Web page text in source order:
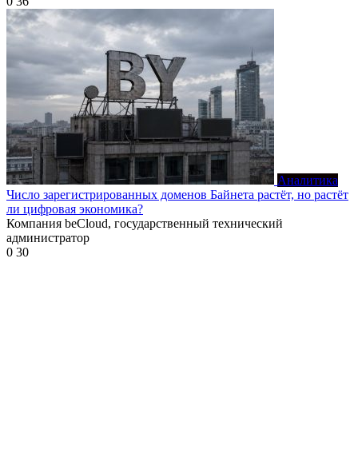
Аналитика
Число зарегистрированных доменов Байнета растёт, но растёт
ли цифровая экономика?
Компания beCloud, государственный технический
администратор
0 30